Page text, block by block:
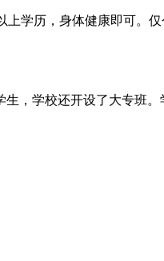
学历，身体健康即可。仅
，学校还开设了大专班